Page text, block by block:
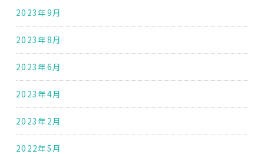
2023年9月
2023年8月
2023年6月
2023年4月
2023年2月
2022年5月